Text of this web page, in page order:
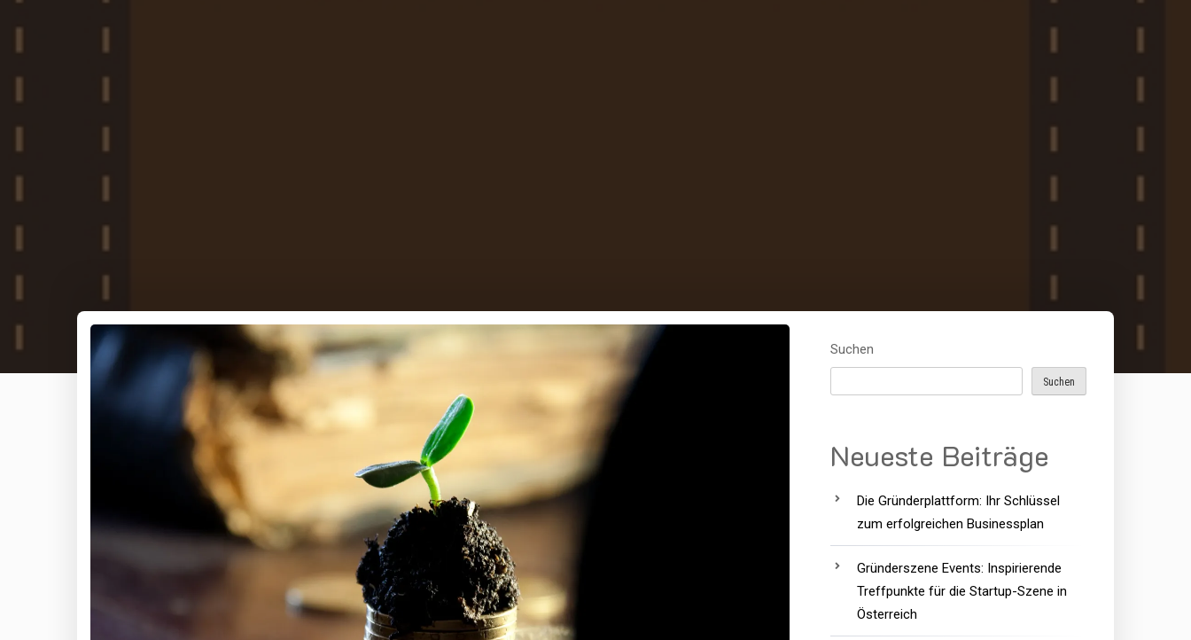
Suchen
Suchen
Neueste Beiträge
Die Gründerplattform: Ihr Schlüssel
zum erfolgreichen Businessplan
Gründerszene Events: Inspirierende
Treffpunkte für die Startup-Szene in
Österreich